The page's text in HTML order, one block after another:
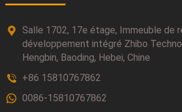
Salle 1702, 17e étage, Immeuble de
développement intégré Zhibo
Hengbin, Baoding, Hebei, Chine
+86 15810767862
0086-15810767862